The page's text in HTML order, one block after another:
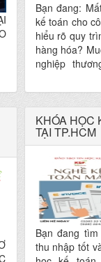
Bạn đang:
kế toán cho
hiểu rõ quy
hàng hóa?
nghiệp
vụ kế toán
trong lĩnh vực
KẾ TOÁN
MẠI tại
KEY chính là
KHÓA HỌC
TẠI TP.HCM
Bạn đang
thu nhập tốt